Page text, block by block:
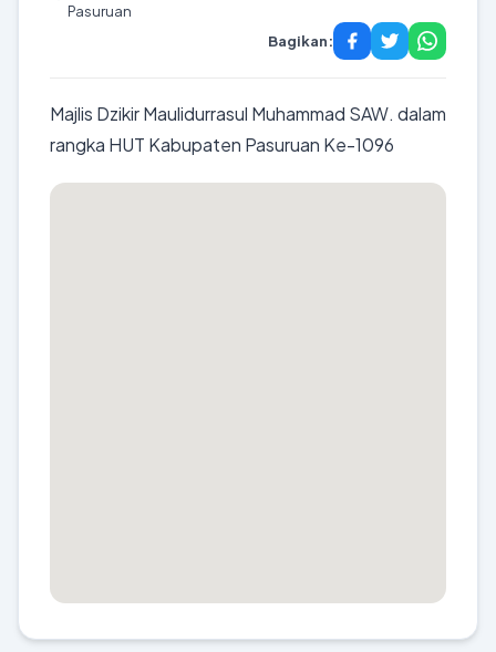
Pasuruan
Bagikan:
Majlis Dzikir Maulidurrasul Muhammad SAW. dalam
rangka HUT Kabupaten Pasuruan Ke-1096